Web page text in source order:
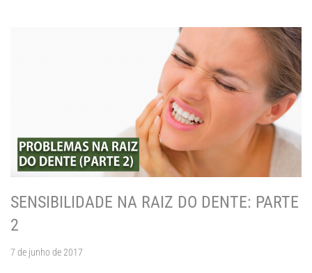
SENSIBILIDADE NA RAIZ DO DENTE: PARTE
2
7 de junho de 2017